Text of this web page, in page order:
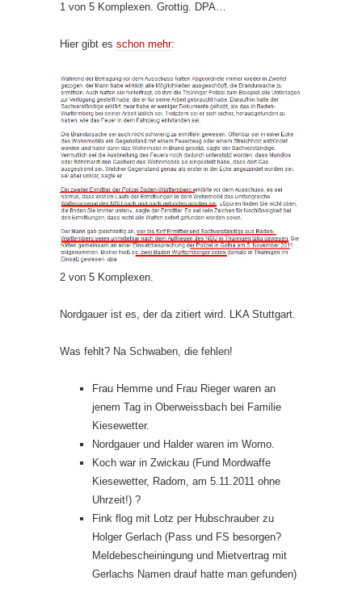
1 von 5 Komplexen. Grottig. DPA…
Hier gibt es schon mehr:
2 von 5 Komplexen.
Nordgauer ist es, der da zitiert wird. LKA Stuttgart.
Was fehlt? Na Schwaben, die fehlen!
Frau Hemme und Frau Rieger waren an
jenem Tag in Oberweissbach bei Familie
Kiesewetter.
Nordgauer und Halder waren im Womo.
Koch war in Zwickau (Fund Mordwaffe
Kiesewetter, Radom, am 5.11.2011 ohne
Uhrzeit!) ?
Fink flog mit Lotz per Hubschrauber zu
Holger Gerlach (Pass und FS besorgen?
Meldebescheiningung und Mietvertrag mit
Gerlachs Namen drauf hatte man gefunden)